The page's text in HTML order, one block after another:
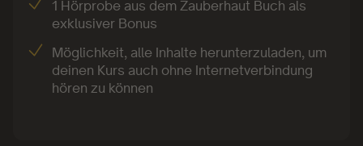
1 Hörprobe aus dem Zauberhaut Buch als
exklusiver Bonus
Möglichkeit, alle Inhalte herunterzuladen, um
deinen Kurs auch ohne Internetverbindung
hören zu können